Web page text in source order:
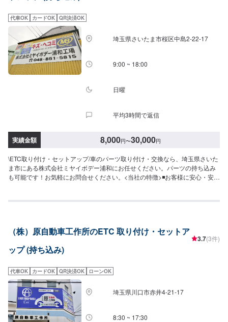
ペースは事務所前の空いているスペースに駐車してください。受付はスタッ
フへ「メンテモで予約しました」とお伝えください。ご案内いたします。
【定休日・営業時間】定休日：日曜日、祝日営業時間：8:30~17:30
代車OK カードOK QR決済OK
埼玉県さいたま市桜区中島2-22-17
9:00 ~ 18:00
日曜
平均3時間で返信
実績金額 8,000円〜30,000円
\ETC取り付け・セットアップ/車のパーツ取り付け・交換なら、埼玉県さいた
ま市にある株式会社ミヤイボデー浦和にお任せください。パーツの持ち込み
も可能です！お気軽にお問合せください。<当社の特徴>◾お客様に安心・安全
どは実務経験の長いスタッフが丁寧にわかりやすく説明いたしますので、そ
流れ】【1】お問い合わせ【2】車の確認・お見積もりの作成【3】車のお預
かり【4】修理開始【5】修理終了・お支払い【6】アフターサポート【代車
について】作業中にお車が必要なお客様には、代車をお出しすることもでき
ほぼすべてにETC、ナビが付いております。※代車の燃料代はお客様にご負担
いただいております。【定休日・営業時間】定休日：不定休日曜日はお問い
合わせください。営業時間：9:00~18:00
（株）原自動車工作所のETC 取り付け・セットア
ップ (持ち込み)
3.7(3件)
代車OK カードOK QR決済OK ローンOK
埼玉県川口市赤井4-21-17
8:30 ~ 17:30